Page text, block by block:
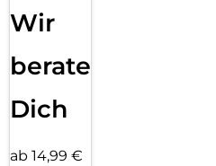
Wir
beraten
Dich
ab 14,99 €